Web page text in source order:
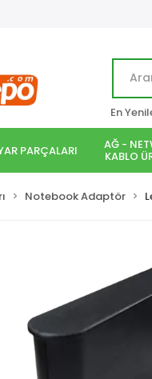
En
PARÇALARI AĞ -
KABLO
Notebook Adaptör